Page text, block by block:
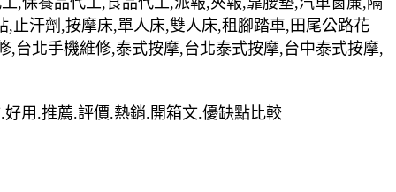
止汗劑,按摩床,單人床,雙人床,租腳踏車,田尾公路花
台北手機維修,泰式按摩,台北泰式按摩,台中泰式按摩,
用.推薦.評價.熱銷.開箱文.優缺點比較